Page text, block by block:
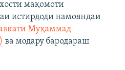
мақомоти
истирдоди намояндаи
Муҳаммад
ва модару бародараш